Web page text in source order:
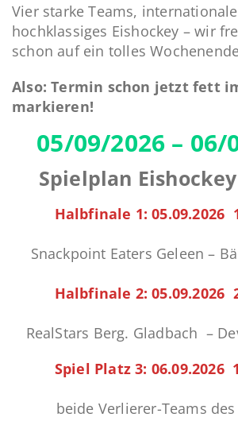
Vier starke Teams,
hochklassiges Eishockey – wir
schon auf ein tolles
Also: Termin schon jetzt fett
markieren!
05/09/2026 – 06/
Spielplan Eishockey
Halbfinale 1: 05.09.2026
Snackpoint Eaters Geleen –
Halbfinale 2: 05.09.2026
RealStars Berg. Gladbach –
Spiel Platz 3: 06.09.2026
beide Verlierer-Teams